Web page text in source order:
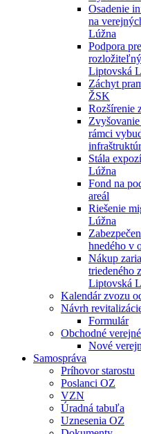
Osadenie
na
Lúžna
Podpora
Liptovská
Záchyt
ŽSK
Rozšírenie
rámci
Stála
Lúžna
Fond na
areál
Riešenie
Lúžna
hnedého v
Nákup
triedeného
Liptovská
Kalendár zvozu
Návrh
Formulár
Obchodné
Nové
Samospráva
Príhovor starostu
Poslanci OZ
VZN
Úradná tabuľa
Uznesenia OZ